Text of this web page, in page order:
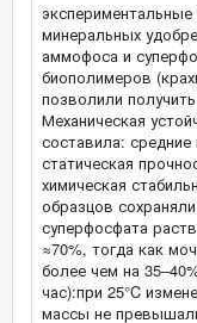
минеральных
аммофоса и
биополимеров
позволили
Механическая
составила:
статическая
химическая
образцов
суперфосфата
≈70%, тогда как
более чем на
час):при 25°C
массы не